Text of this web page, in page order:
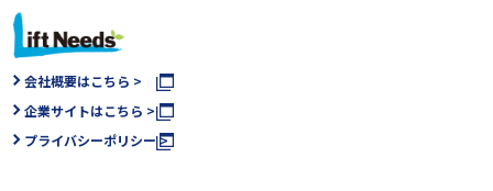
会社概要はこちら >
企業サイトはこちら >
プライバシーポリシー >